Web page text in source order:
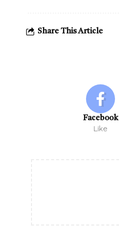
Share This Article
Facebook
Like